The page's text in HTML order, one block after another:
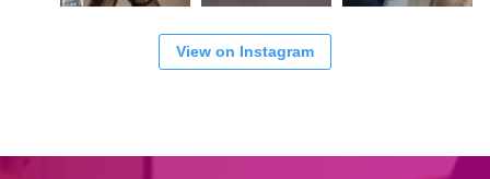
View on Instagram